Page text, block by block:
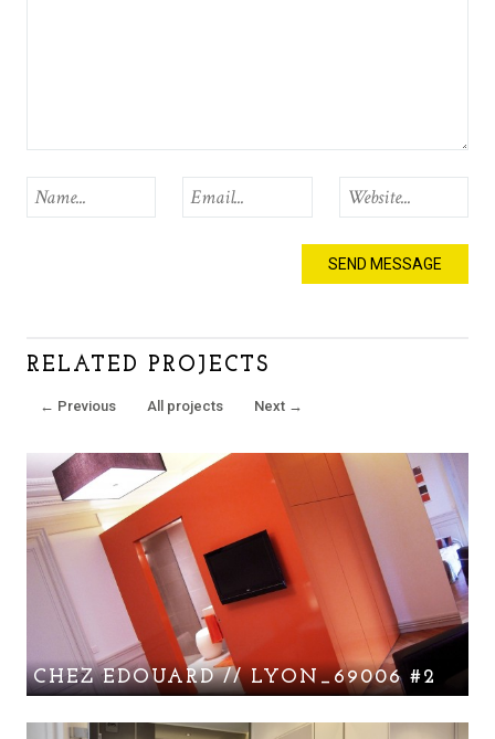
RELATED PROJECTS
← Previous All projects Next →
CHEZ EDOUARD // LYON_69006 #2